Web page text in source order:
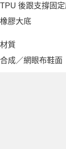
TPU 後跟支撐固
橡膠大底
材質
合成／網眼布鞋面